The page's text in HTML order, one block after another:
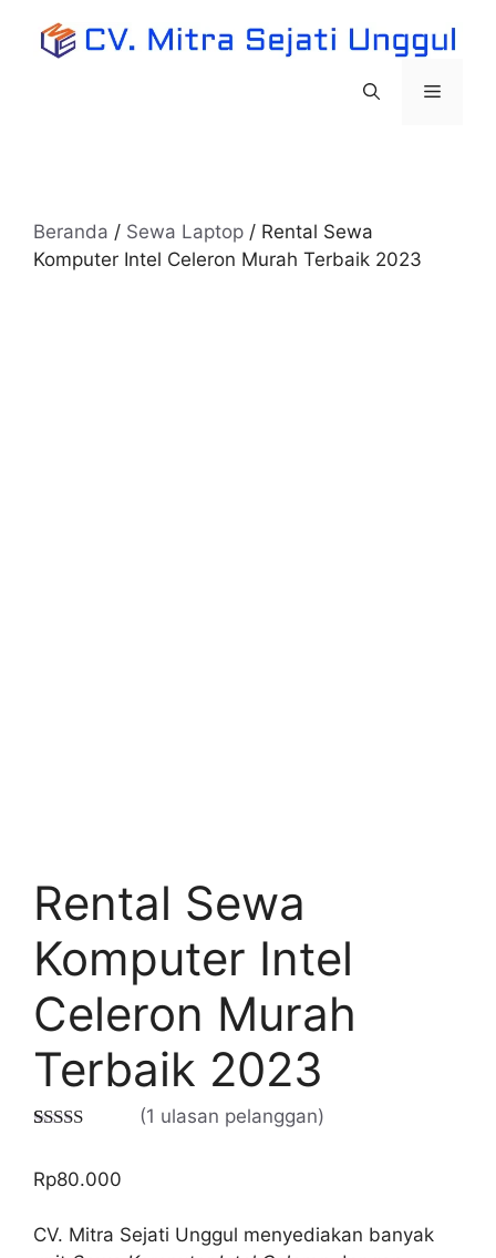
Menu
Beranda / Sewa Laptop / Rental Sewa
Komputer Intel Celeron Murah Terbaik 2023
Rental Sewa
Komputer Intel
Celeron Murah
Terbaik 2023
berdasarkan
(1 ulasan pelanggan)
Rp80.000
CV. Mitra Sejati Unggul menyediakan banyak